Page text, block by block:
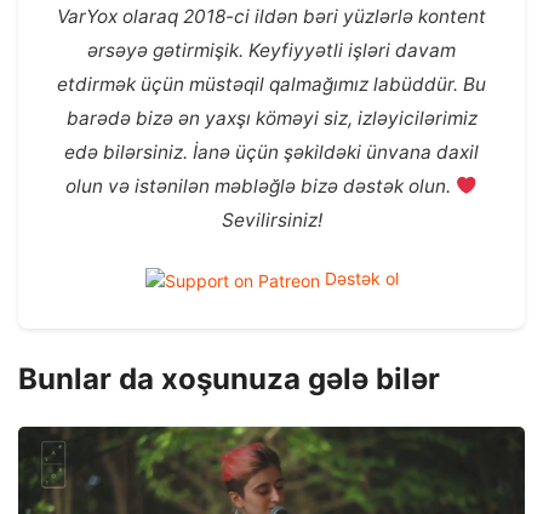
VarYox olaraq 2018-ci ildən bəri yüzlərlə kontent
ərsəyə gətirmişik. Keyfiyyətli işləri davam
etdirmək üçün müstəqil qalmağımız labüddür. Bu
barədə bizə ən yaxşı köməyi siz, izləyicilərimiz
edə bilərsiniz. İanə üçün şəkildəki ünvana daxil
olun və istənilən məbləğlə bizə dəstək olun.
Sevilirsiniz!
Dəstək ol
Bunlar da xoşunuza gələ bilər